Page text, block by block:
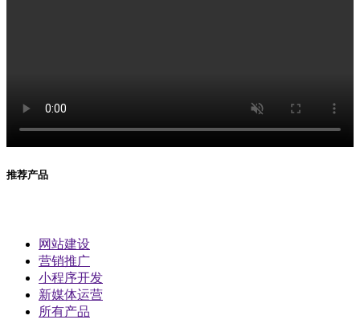
推荐产品
网站建设
营销推广
小程序开发
新媒体运营
所有产品